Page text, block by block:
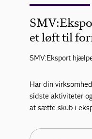
et løft til
SMV:Eksport
Har din
sidste aktiviteter
at sætte skub i